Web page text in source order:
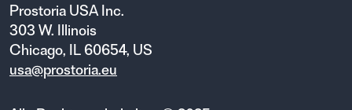
Prostoria USA Inc.
303 W. Illinois
Chicago, IL 60654, US
usa@prostoria.eu